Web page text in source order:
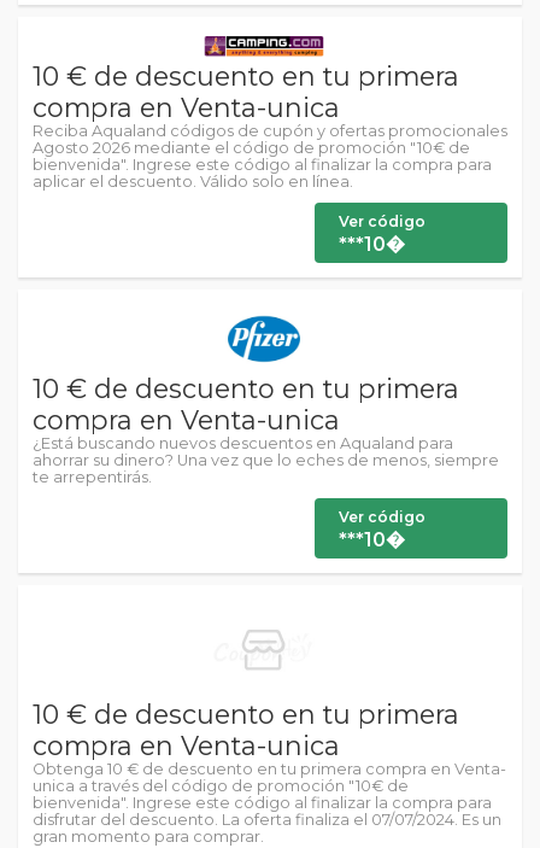
10 € de descuento en tu primera
compra en Venta-unica
Reciba Aqualand códigos de cupón y ofertas promocionales
Agosto 2026 mediante el código de promoción "10€ de
bienvenida". Ingrese este código al finalizar la compra para
aplicar el descuento. Válido solo en línea.
Ver código
***10�
10 € de descuento en tu primera
compra en Venta-unica
¿Está buscando nuevos descuentos en Aqualand para
ahorrar su dinero? Una vez que lo eches de menos, siempre
te arrepentirás.
Ver código
***10�
10 € de descuento en tu primera
compra en Venta-unica
Obtenga 10 € de descuento en tu primera compra en Venta-
unica a través del código de promoción "10€ de
bienvenida". Ingrese este código al finalizar la compra para
disfrutar del descuento. La oferta finaliza el 07/07/2024. Es un
gran momento para comprar.